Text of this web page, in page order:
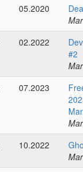
05.2020
02.2022
#2
07.2023
10.2022